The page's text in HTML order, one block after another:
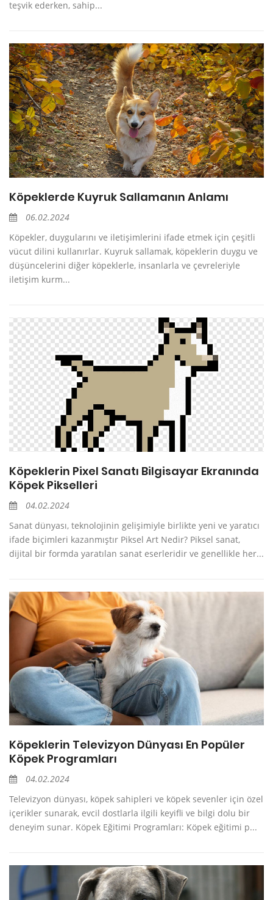
teşvik ederken, sahip...
Köpeklerde Kuyruk Sallamanın Anlamı
06.02.2024
Köpekler, duygularını ve iletişimlerini ifade etmek için çeşitli
vücut dilini kullanırlar. Kuyruk sallamak, köpeklerin duygu ve
düşüncelerini diğer köpeklerle, insanlarla ve çevreleriyle
iletişim kurm...
Köpeklerin Pixel Sanatı Bilgisayar Ekranında
Köpek Pikselleri
04.02.2024
Sanat dünyası, teknolojinin gelişimiyle birlikte yeni ve yaratıcı
ifade biçimleri kazanmıştır Piksel Art Nedir? Piksel sanat,
dijital bir formda yaratılan sanat eserleridir ve genellikle her...
Köpeklerin Televizyon Dünyası En Popüler
Köpek Programları
04.02.2024
Televizyon dünyası, köpek sahipleri ve köpek sevenler için özel
içerikler sunarak, evcil dostlarla ilgili keyifli ve bilgi dolu bir
deneyim sunar. Köpek Eğitimi Programları: Köpek eğitimi p...